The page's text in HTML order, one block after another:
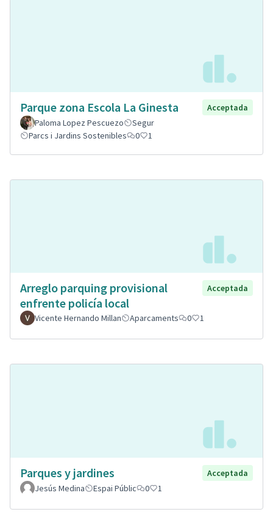
Parque zona Escola La Ginesta
Acceptada
Paloma Lopez Pescuezo
Segur
Parcs i Jardins Sostenibles
0 1
Arreglo parquing provisional
enfrente policía local
Acceptada
Vicente Hernando Millan Aparcaments 0 1
Parques y jardines
Acceptada
Jesús Medina
Espai Públic 0 1